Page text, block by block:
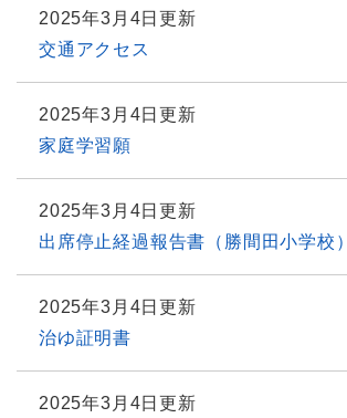
2025年3月4日更新
交通アクセス
2025年3月4日更新
家庭学習願
2025年3月4日更新
出席停止経過報告書（勝間田小学校）
2025年3月4日更新
治ゆ証明書
2025年3月4日更新